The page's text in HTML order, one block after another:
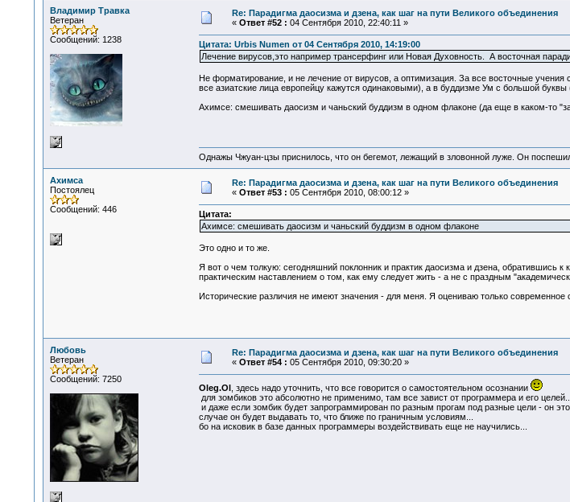
Владимир Травка
Ветеран
Сообщений: 1238
Re: Парадигма даосизма и дзена, как шаг на пути Великого объединения
« Ответ #52 : 04 Сентября 2010, 22:40:11 »
Цитата: Urbis Numen от 04 Сентября 2010, 14:19:00
Лечение вирусов,это например трансерфинг или Новая Духовность. А восточная
Не форматирование, и не лечение от вирусов, а оптимизация. За все восточные
все азиатские лица европейцу кажутся одинаковыми), а в буддизме Ум с большой
Ахимсе: смешивать даосизм и чаньский буддизм в одном флаконе (да еще в каком-то
Однажы Чжуан-цзы приснилось, что он бегемот, лежащий в зловонной луже. Он
Ахимса
Постоялец
Сообщений: 446
Re: Парадигма даосизма и дзена, как шаг на пути Великого объединения
« Ответ #53 : 05 Сентября 2010, 08:00:12 »
Цитата:
Ахимсе: смешивать даосизм и чаньский буддизм в одном флаконе
Это одно и то же.
Я вот о чем толкую: сегодняшний поклонник и практик даосизма и дзена, обратившись
практическим наставлением о том, как ему следует жить - а не с праздным
Исторические различия не имеют значения - для меня. Я оцениваю только
Любовь
Ветеран
Сообщений: 7250
Re: Парадигма даосизма и дзена, как шаг на пути Великого объединения
« Ответ #54 : 05 Сентября 2010, 09:30:20 »
Oleg.Ol
, здесь надо уточнить, что все говорится о самостоятельном осознании
для зомбиков это абсолютно не применимо, там все завист от программера и его целей...
и даже если зомбик будет запрограммирован по разным прогам под разные цели - он
случае он будет выдавать то, что ближе по граничным условиям...
бо на исковик в базе данных программеры воздействивать еще не научились...